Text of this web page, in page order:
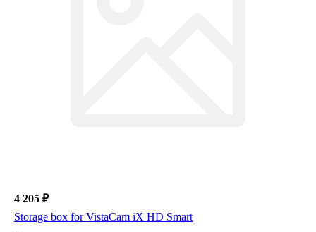
4 205 ₽
Storage box for VistaCam iX HD Smart